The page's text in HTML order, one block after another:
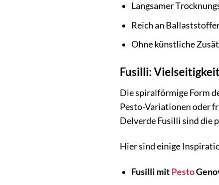
Langsamer
Reich an
Ohne künstliche
Fusilli:
Die spiralförmige Form
Pesto-Variationen oder
Delverde Fusilli sind die
Hier sind einige
Fusilli mitPesto